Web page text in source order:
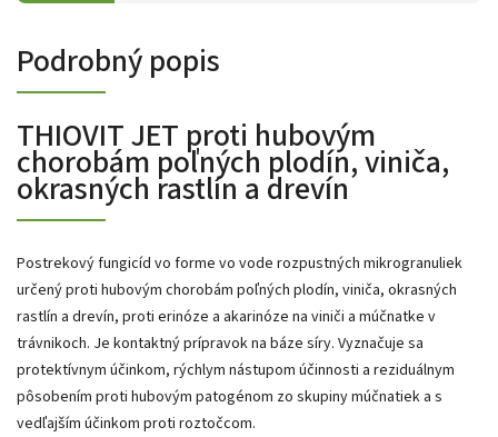
Podrobný popis
THIOVIT JET proti hubovým
chorobám poľných plodín, viniča,
okrasných rastlín a drevín
Postrekový fungicíd vo forme vo vode rozpustných mikrogranuliek
určený proti hubovým chorobám poľných plodín, viniča, okrasných
rastlín a drevín, proti erinóze a akarinóze na viniči a múčnatke v
trávnikoch. Je kontaktný prípravok na báze síry. Vyznačuje sa
protektívnym účinkom, rýchlym nástupom účinnosti a reziduálnym
pôsobením proti hubovým patogénom zo skupiny múčnatiek a s
vedľajším účinkom proti roztočcom.